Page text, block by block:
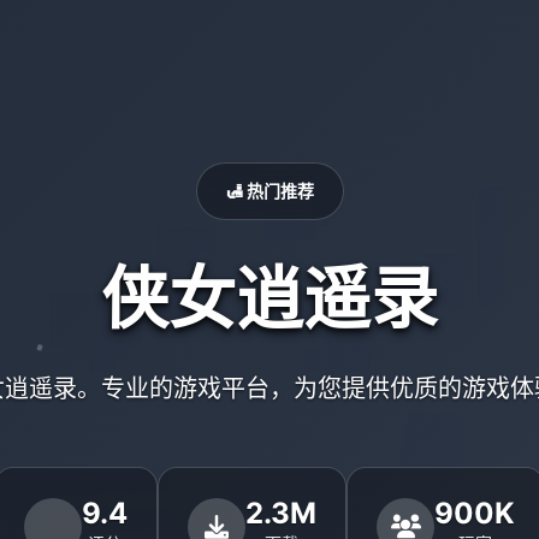
🛃 热门推荐
侠女逍遥录
遥录。专业的游戏平台，为您提供优质的游戏
9.4 2.3M 900K